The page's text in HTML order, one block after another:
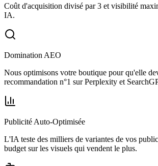
Coût d'acquisition divisé par 3 et visibilité
IA.
Domination AEO
Nous optimisons votre boutique pour qu'elle
recommandation n°1 sur Perplexity et
Publicité Auto-Optimisée
L'IA teste des milliers de variantes de vos
budget sur les visuels qui vendent le plus.